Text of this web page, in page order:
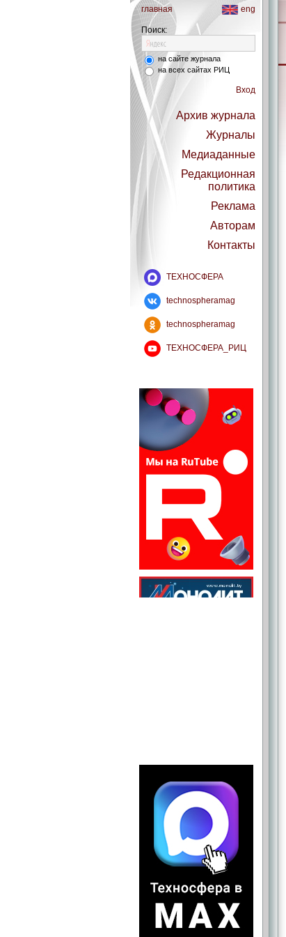
главная eng
Поиск:
на сайте журнала
на всех сайтах РИЦ
Вход
Архив журнала
Журналы
Медиаданные
Редакционная
политика
Реклама
Авторам
Контакты
ТЕХНОСФЕРА
technospheramag
technospheramag
ТЕХНОСФЕРА_РИЦ